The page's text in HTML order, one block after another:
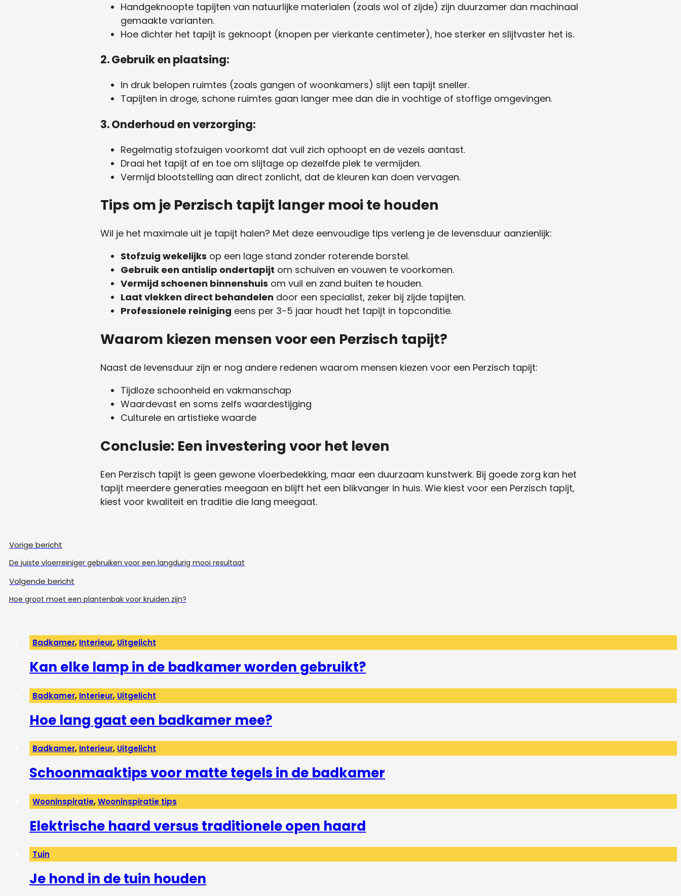
Handgeknoopte tapijten van natuurlijke materialen (zoals wol of zijde) zijn duurzamer dan machinaal
gemaakte varianten.
Hoe dichter het tapijt is geknoopt (knopen per vierkante centimeter), hoe sterker en slijtvaster het is.
2. Gebruik en plaatsing:
In druk belopen ruimtes (zoals gangen of woonkamers) slijt een tapijt sneller.
Tapijten in droge, schone ruimtes gaan langer mee dan die in vochtige of stoffige omgevingen.
3. Onderhoud en verzorging:
Regelmatig stofzuigen voorkomt dat vuil zich ophoopt en de vezels aantast.
Draai het tapijt af en toe om slijtage op dezelfde plek te vermijden.
Vermijd blootstelling aan direct zonlicht, dat de kleuren kan doen vervagen.
Tips om je Perzisch tapijt langer mooi te houden
Wil je het maximale uit je tapijt halen? Met deze eenvoudige tips verleng je de levensduur aanzienlijk:
Stofzuig wekelijks op een lage stand zonder roterende borstel.
Gebruik een antislip ondertapijt om schuiven en vouwen te voorkomen.
Vermijd schoenen binnenshuis om vuil en zand buiten te houden.
Laat vlekken direct behandelen door een specialist, zeker bij zijde tapijten.
Professionele reiniging eens per 3-5 jaar houdt het tapijt in topconditie.
Waarom kiezen mensen voor een Perzisch tapijt?
Naast de levensduur zijn er nog andere redenen waarom mensen kiezen voor een Perzisch tapijt:
Tijdloze schoonheid en vakmanschap
Waardevast en soms zelfs waardestijging
Culturele en artistieke waarde
Conclusie: Een investering voor het leven
Een Perzisch tapijt is geen gewone vloerbedekking, maar een duurzaam kunstwerk. Bij goede zorg kan het
tapijt meerdere generaties meegaan en blijft het een blikvanger in huis. Wie kiest voor een Perzisch tapijt,
kiest voor kwaliteit en traditie die lang meegaat.
Vorige bericht
De juiste vloerreiniger gebruiken voor een langdurig mooi resultaat
Volgende bericht
Hoe groot moet een plantenbak voor kruiden zijn?
Badkamer, Interieur, Uitgelicht
Kan elke lamp in de badkamer worden gebruikt?
Badkamer, Interieur, Uitgelicht
Hoe lang gaat een badkamer mee?
Badkamer, Interieur, Uitgelicht
Schoonmaaktips voor matte tegels in de badkamer
Wooninspiratie,Wooninspiratie tips
Elektrische haard versus traditionele open haard
Tuin
Je hond in de tuin houden